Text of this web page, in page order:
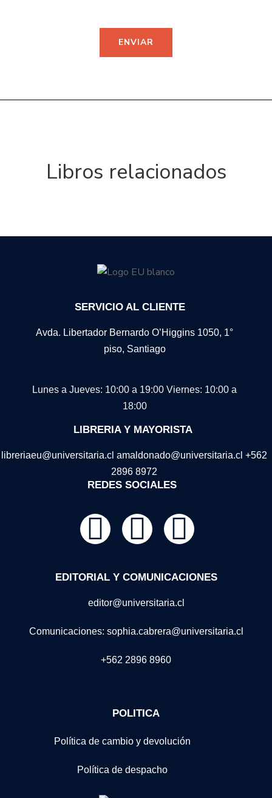
Libros relacionados
SERVICIO AL CLIENTE
Avda. Libertador Bernardo O’Higgins 1050, 1°
piso, Santiago
Lunes a Jueves: 10:00 a 19:00 Viernes: 10:00 a
18:00
LIBRERIA Y MAYORISTA
libreriaeu@universitaria.cl amaldonado@universitaria.cl +562
2896 8972
REDES SOCIALES
EDITORIAL Y COMUNICACIONES
editor@universitaria.cl
Comunicaciones: sophia.cabrera@universitaria.cl
+562 2896 8960
POLITICA
Política de cambio y devolución
Política de despacho